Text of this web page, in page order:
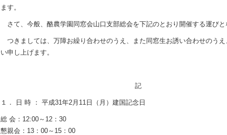
ます。
さて、今般、酪農学園同窓会山口支部総会を下記のとおり開催する運びと
つきましては、万障お繰り合わせのうえ、また同窓生お誘い合わせのう
い申し上げます。
記
１． 日 時 ： 平成31年2月11日（月）建国記念日
総 会：12:00～12：30
懇親会：13：00～15：00